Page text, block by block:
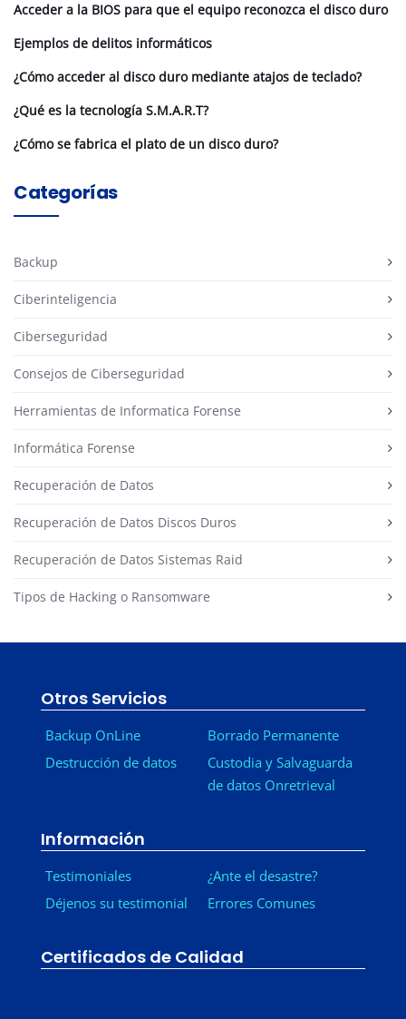
Acceder a la BIOS para que el equipo reconozca el disco duro
Ejemplos de delitos informáticos
¿Cómo acceder al disco duro mediante atajos de teclado?
¿Qué es la tecnología S.M.A.R.T?
¿Cómo se fabrica el plato de un disco duro?
Categorías
Backup
Ciberinteligencia
Ciberseguridad
Consejos de Ciberseguridad
Herramientas de Informatica Forense
Informática Forense
Recuperación de Datos
Recuperación de Datos Discos Duros
Recuperación de Datos Sistemas Raid
Tipos de Hacking o Ransomware
Otros Servicios
Backup OnLine
Destrucción de datos
Borrado Permanente
Custodia y Salvaguarda
de datos Onretrieval
Información
Testimoniales
Déjenos su testimonial
¿Ante el desastre?
Errores Comunes
Certificados de Calidad